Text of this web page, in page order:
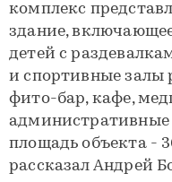
комплекс
здание,
детей с
и спортивные залы
фито-бар, кафе,
площадь объекта -
рассказал Андрей